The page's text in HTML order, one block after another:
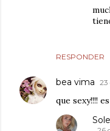
RESPONDER
bea vima 23
que sexy!!!!